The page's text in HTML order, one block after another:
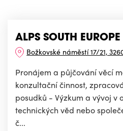
ALPS SOUTH
Božkovské náměstí 17/21,
Pronájem a půjčování věcí
konzultační činnost,
posudků - Výzkum a vývoj v
technických věd nebo
č...